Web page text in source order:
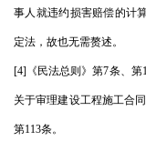
事人就违约损害赔偿的计
定法，故也无需赘述。
[4]《民法总则》第7条、
关于审理建设工程施工合
第113条。